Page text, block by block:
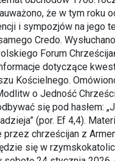
że w tym roku
i sympozjów na jego
Credo.
Forum
dotyczące
Kościelnego.
o Jedność
się pod hasłem:
(por. Ef 4,4).
przez chrześcijan z
się w